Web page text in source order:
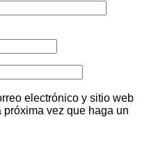
electrónico y sitio web
vez que haga un